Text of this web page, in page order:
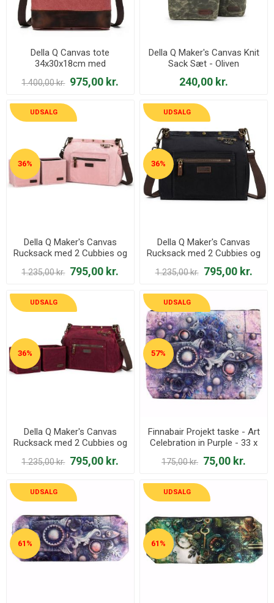
Della Q Canvas tote
34x30x18cm med
Sakseholder - Canyon Rose
1.400,00 kr. 975,00 kr.
Della Q Maker's Canvas Knit
Sack Sæt - Oliven
240,00 kr.
UDSALG
36%
Della Q Maker's Canvas
Rucksack med 2 Cubbies og
Sakseholder - Petal
1.235,00 kr. 795,00 kr.
UDSALG
36%
Della Q Maker's Canvas
Rucksack med 2 Cubbies og
Sakseholder - Sort
1.235,00 kr. 795,00 kr.
UDSALG
36%
Della Q Maker's Canvas
Rucksack med 2 Cubbies og
Sakseholder - Vin rød
1.235,00 kr. 795,00 kr.
UDSALG
57%
Finnabair Projekt taske - Art
Celebration in Purple - 33 x
175,00 kr. 75,00 kr.
UDSALG
61%
UDSALG
61%